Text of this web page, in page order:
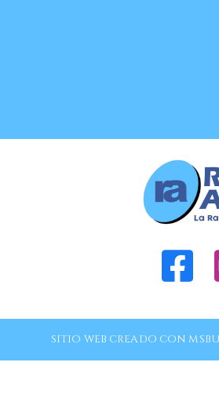
SITIO WEB CREADO CON